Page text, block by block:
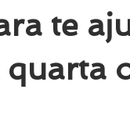
te